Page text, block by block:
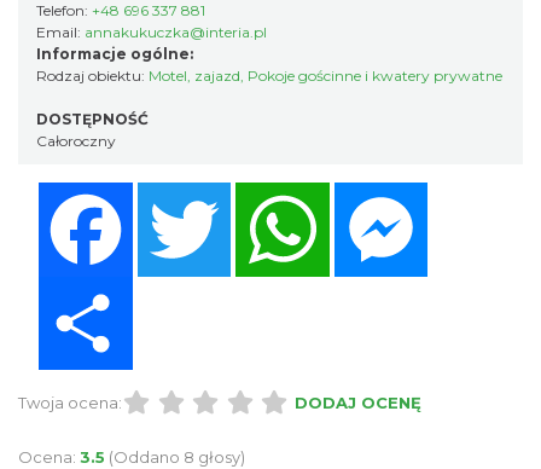
Telefon: +48 696 337 881
Email: annakukuczka@interia.pl
Informacje ogólne:
Rodzaj obiektu: Motel, zajazd, Pokoje gościnne i kwatery prywatne
DOSTĘPNOŚĆ
Całoroczny
Twitter WhatsApp
Twoja ocena: DODAJ OCENĘ
Ocena: 3.5 (Oddano 8 głosy)